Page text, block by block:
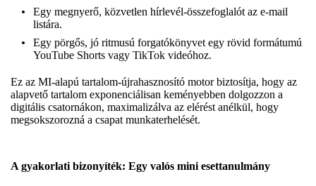
Egy megnyerő, közvetlen hírlevél-összefoglalót az e-mail
listára.
Egy pörgős, jó ritmusú forgatókönyvet egy rövid formátumú
YouTube Shorts vagy TikTok videóhoz.
Ez az MI-alapú tartalom-újrahasznosító motor biztosítja, hogy az
alapvető tartalom exponenciálisan keményebben dolgozzon a
digitális csatornákon, maximalizálva az elérést anélkül, hogy
megsokszorozná a csapat munkaterhelését.
A gyakorlati bizonyíték: Egy valós mini esettanulmány